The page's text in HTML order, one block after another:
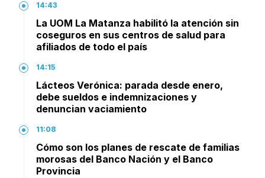
14:43
La UOM La Matanza habilitó la atención sin
coseguros en sus centros de salud para
afiliados de todo el país
14:15
Lácteos Verónica: parada desde enero,
debe sueldos e indemnizaciones y
denuncian vaciamiento
11:08
Cómo son los planes de rescate de familias
morosas del Banco Nación y el Banco
Provincia